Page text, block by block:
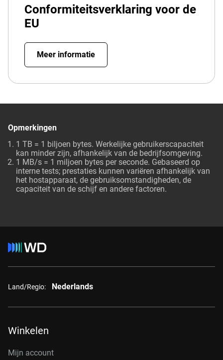
Conformiteitsverklaring voor de
EU
Meer informatie
Opmerkingen
1 TB = 1 biljoen bytes. Werkelijke gebruikerscapaciteit
kan minder zijn, afhankelijk van de bedrijfsomgeving.
1 MB/s = 1 miljoen bytes per seconde. Gebaseerd op
interne tests; prestaties kunnen variëren afhankelijk van
het hostapparaat, de gebruiksomstandigheden, de
capaciteit van de schijf en andere factoren.
Land/Regio: Nederlands
Winkelen
Mijn account